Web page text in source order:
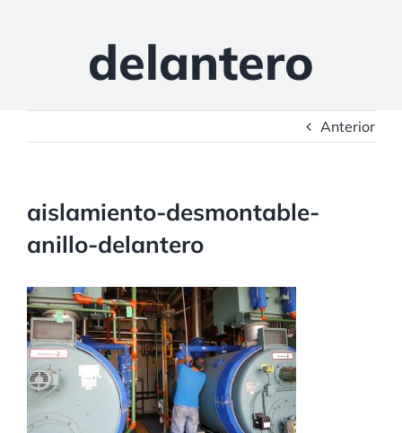
delantero
Anterior
aislamiento-desmontable-
anillo-delantero